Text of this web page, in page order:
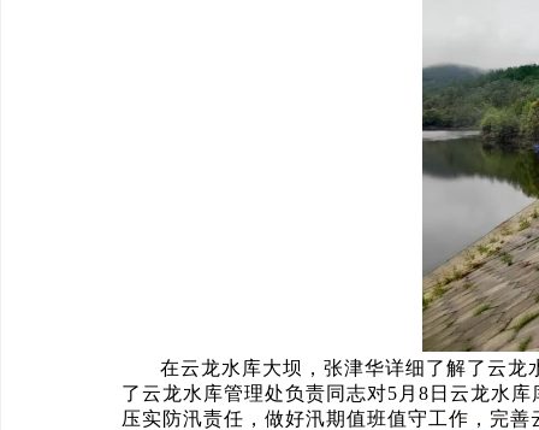
在云龙水库大坝，张津华详细了解了云
了云龙水库管理处负责同志对5月8日云龙水
压实防汛责任，做好汛期值班值守工作，完